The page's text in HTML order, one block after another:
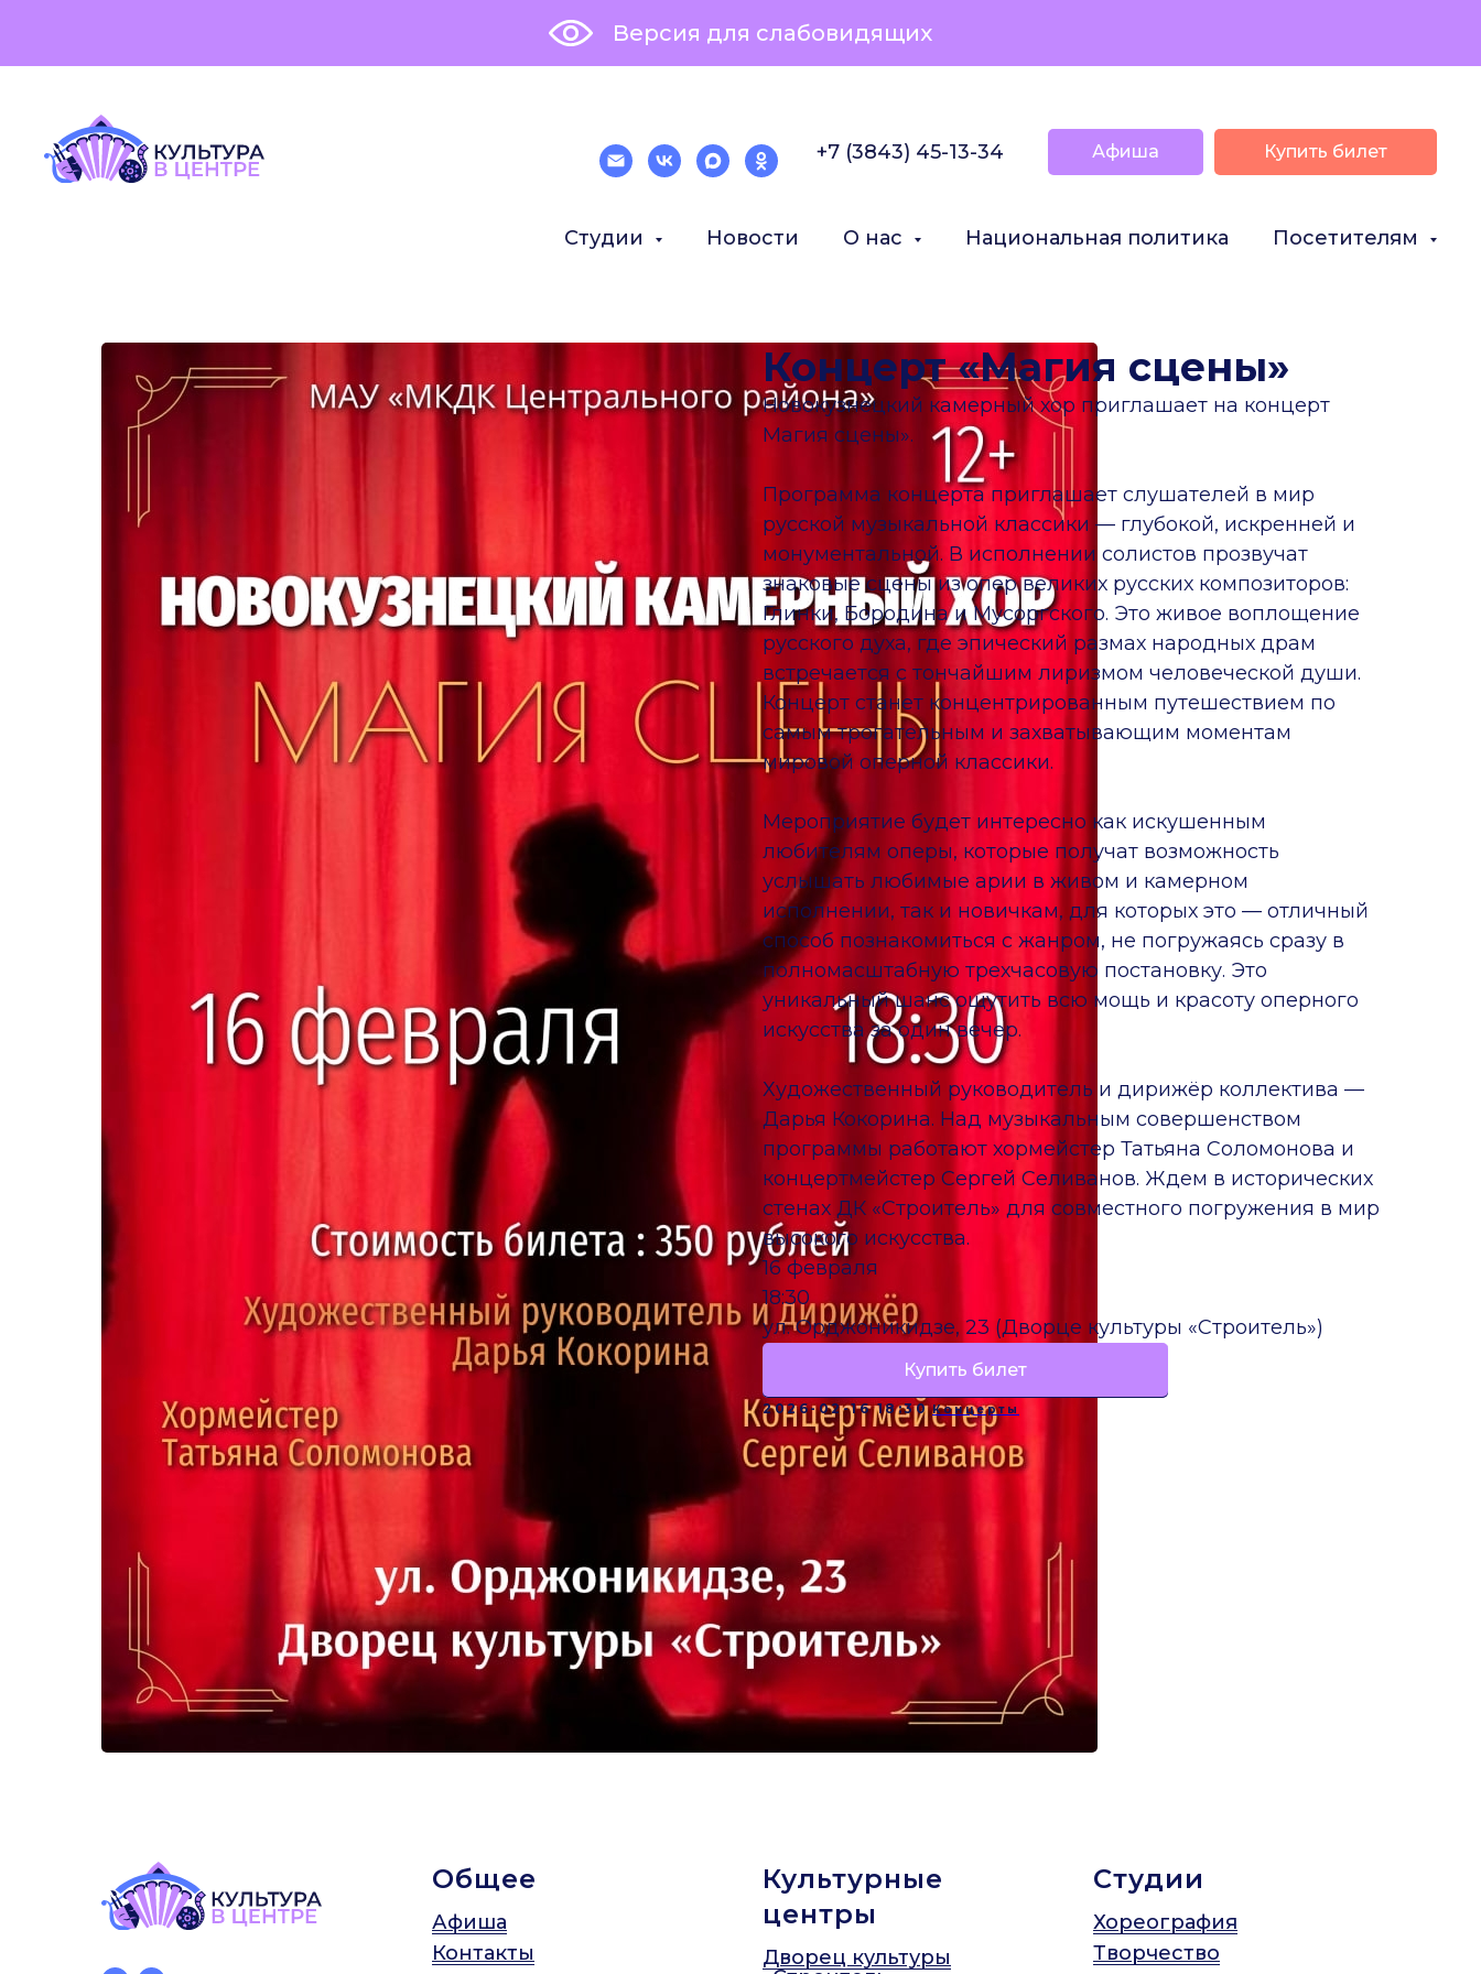
Версия для слабовидящих
+7 (3843) 45-13-34 Афиша Купить билет
Студии Новости О нас Национальная политика Посетителям
Концерт «Магия сцены»
Новокузнецкий камерный хор приглашает на концерт
Магия сцены».
Программа концерта приглашает слушателей в мир
русской музыкальной классики — глубокой, искренней и
монументальной. В исполнении солистов прозвучат
знаковые сцены из опер великих русских композиторов:
Глинки, Бородина и Мусоргского. Это живое воплощение
русского духа, где эпический размах народных драм
встречается с тончайшим лиризмом человеческой души.
Концерт станет концентрированным путешествием по
самым трогательным и захватывающим моментам
мировой оперной классики.
Мероприятие будет интересно как искушенным
любителям оперы, которые получат возможность
услышать любимые арии в живом и камерном
исполнении, так и новичкам, для которых это — отличный
способ познакомиться с жанром, не погружаясь сразу в
полномасштабную трехчасовую постановку. Это
уникальный шанс ощутить всю мощь и красоту оперного
искусства за один вечер.
Художественный руководитель и дирижёр коллектива —
Дарья Кокорина. Над музыкальным совершенством
программы работают хормейстер Татьяна Соломонова и
концертмейстер Сергей Селиванов. Ждем в исторических
стенах ДК «Строитель» для совместного погружения в мир
высокого искусства.
16 февраля
18:30
ул. Орджоникидзе, 23 (Дворце культуры «Строитель»)
Купить билет
2026-02-16 18:30 Концерты
Общее
Афиша
Контакты
Культурные
центры
Дворец культуры
Студии
Хореография
Творчество